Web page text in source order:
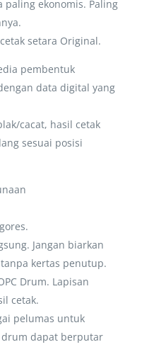
paling ekonomis. Paling
setara Original.
pembentuk
data digital yang
cacat, hasil cetak
sesuai posisi
Jangan biarkan
kertas penutup.
Drum. Lapisan
cetak.
pelumas untuk
drum dapat berputar